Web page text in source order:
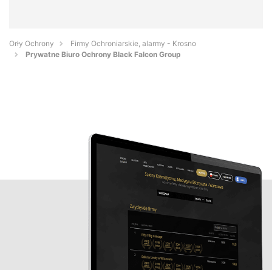
Orły Ochrony
Firmy Ochroniarskie, alarmy - Krosno
Prywatne Biuro Ochrony Black Falcon Group